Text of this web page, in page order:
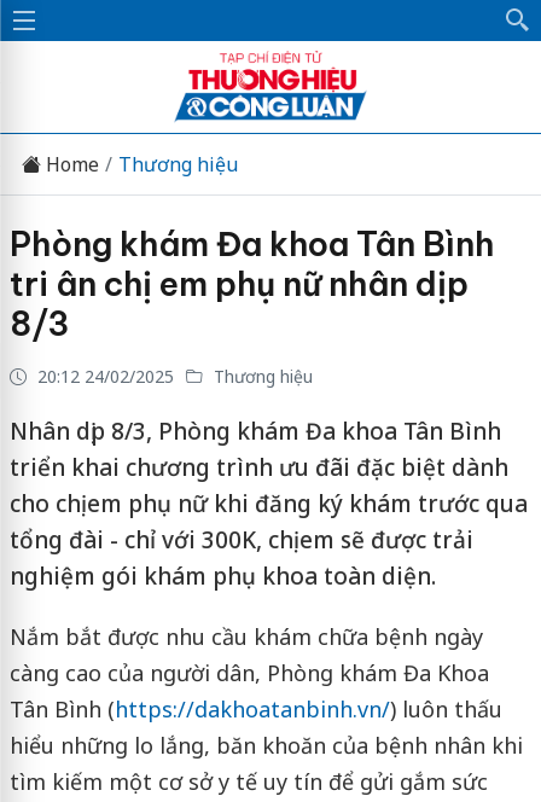
Home Thương hiệu
Phòng khám Đa khoa Tân Bình
tri ân chị em phụ nữ nhân dịp
8/3
20:12 24/02/2025 Thương hiệu
Nhân dịp 8/3, Phòng khám Đa khoa Tân Bình
triển khai chương trình ưu đãi đặc biệt dành
cho chị em phụ nữ khi đăng ký khám trước qua
tổng đài - chỉ với 300K, chị em sẽ được trải
nghiệm gói khám phụ khoa toàn diện.
Nắm bắt được nhu cầu khám chữa bệnh ngày
càng cao của người dân, Phòng khám Đa Khoa
Tân Bình (https://dakhoatanbinh.vn/) luôn thấu
hiểu những lo lắng, băn khoăn của bệnh nhân khi
tìm kiếm một cơ sở y tế uy tín để gửi gắm sức